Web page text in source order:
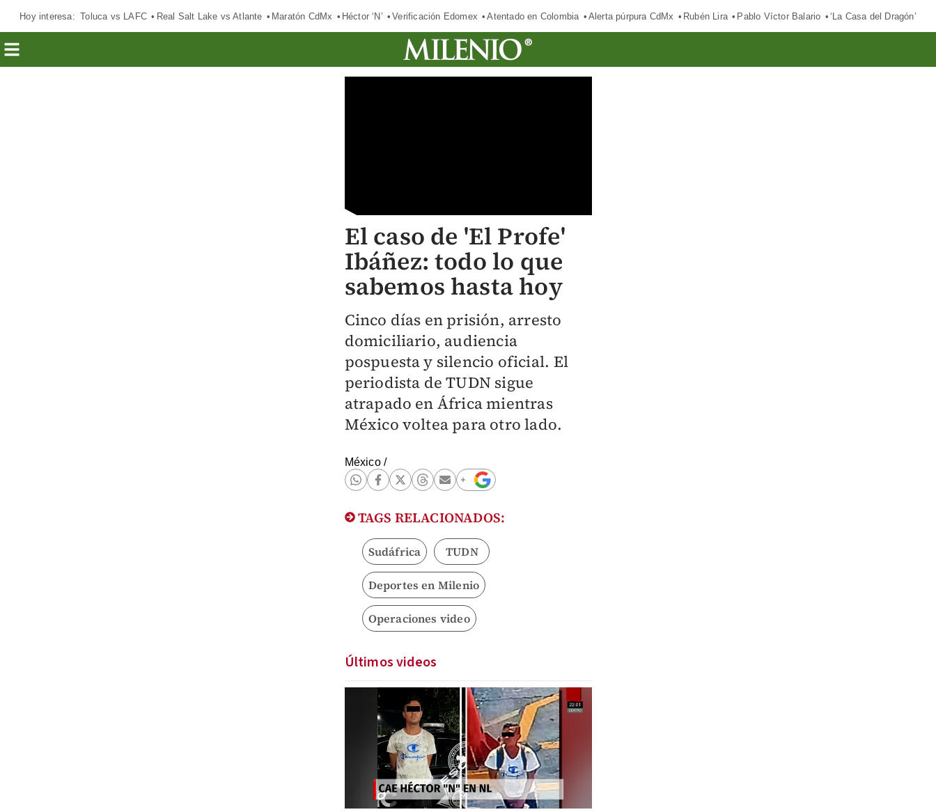
Hoy interesa: Toluca vs LAFC Real Salt Lake vs Atlante Maratón CdMx Héctor ‘N’ Verificación Edomex Atentado en Colombia Alerta púrpura CdMx Rubén Lira Pablo Víctor Balario ‘La Casa del Dragón’
El caso de 'El Profe'
Ibáñez: todo lo que
sabemos hasta hoy
Cinco días en prisión, arresto
domiciliario, audiencia
pospuesta y silencio oficial. El
periodista de TUDN sigue
atrapado en África mientras
México voltea para otro lado.
México/
TAGS RELACIONADOS:
Sudáfrica TUDN
Deportes en Milenio
Operaciones video
Últimos videos